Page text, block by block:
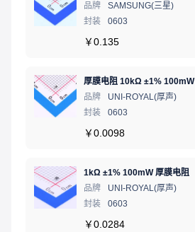
品牌
SAMSUNG(三星)
封装
0603
￥0.135
厚膜电阻 10kΩ ±1% 100mW
品牌
UNI-ROYAL(厚声)
封装
0603
￥0.0098
1kΩ ±1% 100mW 厚膜电阻
品牌
UNI-ROYAL(厚声)
封装
0603
￥0.0284